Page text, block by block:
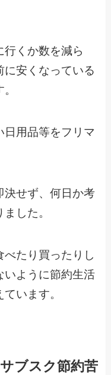
くか数を減ら
に安くなっている
日用品等をフリマ
決せず、何日か考
した。
べたり買ったりし
いように節約生活
います。
ブスク節約苦